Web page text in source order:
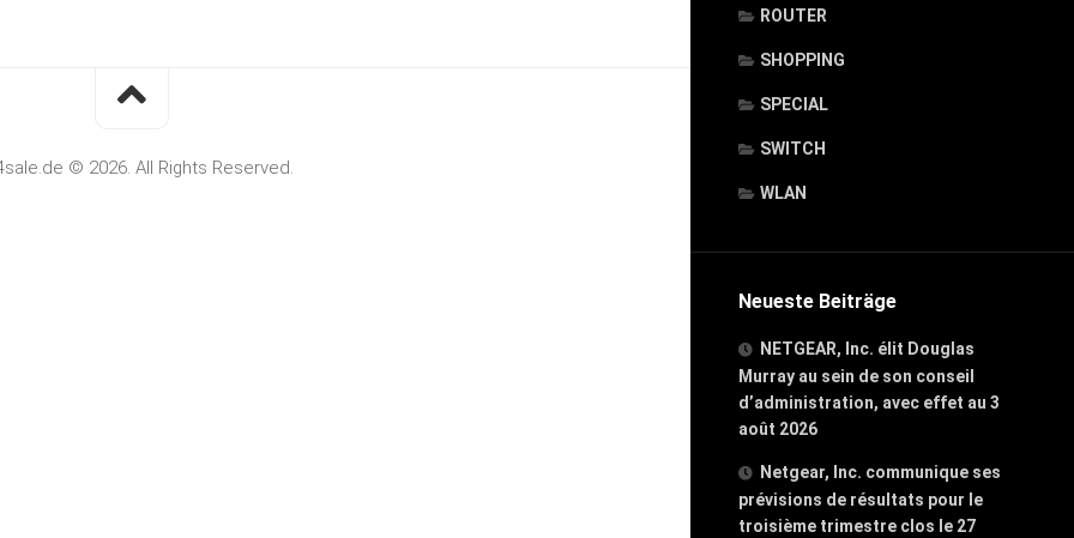
ROUTER
SHOPPING
SPECIAL
SWITCH
WLAN
Neueste Beiträge
NETGEAR, Inc. élit Douglas
Murray au sein de son conseil
d’administration, avec effet au 3
août 2026
Netgear, Inc. communique ses
prévisions de résultats pour le
troisième trimestre clos le 27
© 2026. All Rights Reserved.